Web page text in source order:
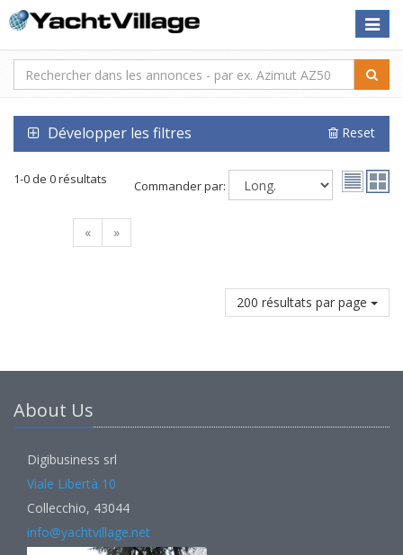
Toggle
Développer les filtres Reset
1-0 de 0 résultats Commander par:
« »
200 résultats par page
About Us
Digibusiness srl
Viale Libertà 10
Collecchio, 43044
info@yachtvillage.net